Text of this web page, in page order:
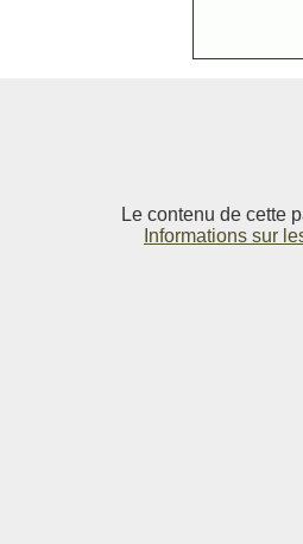
Le contenu de cette
Informations sur